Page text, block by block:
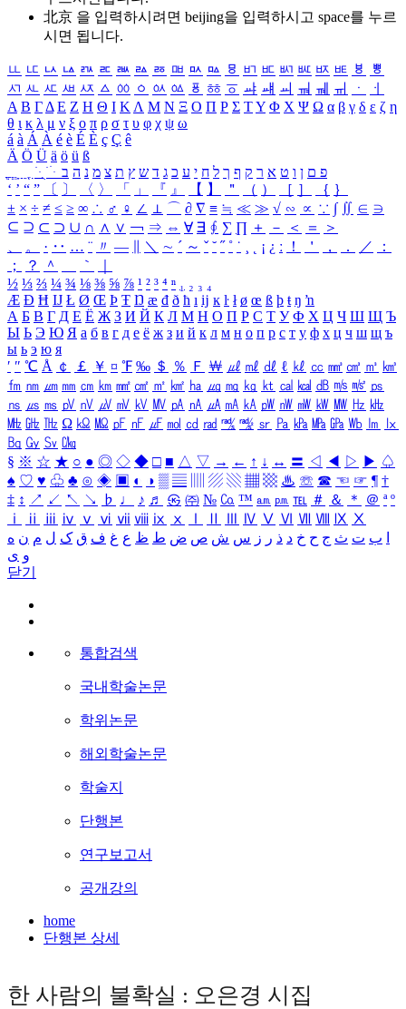
北京 을 입력하시려면 beijing을 입력하시고 space를 누르
시면 됩니다.
ㅥ ㅦ ㅧ ㅨ ㅩ ㅪ ㅫ ㅬ ㅭ ㅮ ㅯ ㅰ ㅱ ㅲ ㅳ ㅴ ㅵ ㅶ ㅷ ㅸ
ㅹ
ㅺ ㅻ ㅼ ㅽ ㅾ ㅿ ㆀ ㆁ ㆂ ㆃ ㆄ ㆅ ㆆ ㆇ ㆈ ㆉ ㆊ ㆋ ㆌ ㆍ
ㆎ
Α Β ΓΔ Ε Ζ Η Θ Ι ΚΛ Μ Ν Ξ Ο Π Ρ Σ ΤΥ Φ Χ Ψ Ω α β γ δ ε ζ η
θ ι κ λ μ ν ξ ο π ρ σ τ υ φ χ ψ ω
á à Á À é è É È ç Ç ê
Ä Ö Ü ä ö ü ß
ִֶֹ ֻּ ׁׂ פ ם ן ו ט א ר ק ף ך ל ח י ע כ ג ד ש ץ ת צ מ נ ה ב
‘ ’ “ ” 〔 〕 〈 〉 「 」 『 』 【 】 ＂ （ ） ［ ］ ｛ ｝
± × ÷ ≠ ≤ ≥ ∞ ∴ ♂ ♀ ∠ ⊥ ⌒ ∂ ∇ ≡ ≒ ≪ ≫ √ ∽ ∝ ∵ ∫ ∬ ∈ ∋
⊆ ⊇ ⊂ ⊃ ∪ ∩ ∧ ∨ ￢ ⇒ ⇔ ∀ ∃ ∮ ∑ ∏ ＋ － ＜ ＝
＞
、
。 · ‥ … ¨ 〃 ― ＼ ∼ ´ ～ ˇ ˘ ˝ ˚ ˙ ¸ ¡ ¿ ː ！ ＇ ， ． ／
：
；
？ ＾ ｀
½ ⅓ ⅔ ¼ ¾ ⅛ ⅜ ⅝ ⅞ ¹ ² ³ ⁴ ⁿ ₁ ₂ ₃ ₄
Æ Ð Ħ Ĳ Ł Ø Œ Þ Ŧ Ŋ æ đ ð ħ ı ĳ ĸ ŀ ł ø œ ß þ ŧ ŋ ŉ
А Б В Г Д Е Ё Ж З И Й К Л М Н О П Р С Т У Ф Х Ц Ч Ш Щ Ъ
Ы Ь Э Ю Я а б в г д е ё ж з и й к л м н о п р с т у ф х ц ч ш щ ъ
ы ь э ю я
′ ″ ℃ Å ￠ ￡ ￥ ¤ ℉ ‰ ＄ ％ Ｆ ￦ ㎕ ㎖ ㎗ ℓ ㎘ ㏄ ㎣ ㎤ ㎥ ㎦
㎙ ㎚ ㎛ ㎜ ㎝ ㎞ ㎟ ㎠ ㎡ ㎢ ㏊ ㎍ ㎎ ㎏ ㏏ ㎈ ㎉ ㏈ ㎧ ㎨ ㎰
㎱ ㎲ ㎳ ㎴ ㎵ ㎶ ㎷ ㎸ ㎹ ㎀ ㎁ ㎂ ㎃ ㎄ ㎺ ㎻ ㎽ ㎾ ㎿ ㎐ ㎑
㎒ ㎓ ㎔ Ω ㏀ ㏁ ㎊ ㎋ ㎌ ㏖ ㏅ ㎭ ㎮ ㎯ ㏛ ㎩ ㎪ ㎫ ㎬ ㏝ ㏐
㏓
㏃ ㏉ ㏜ ㏆
§ ※ ☆ ★ ○ ● ◎ ◇ ◆ □ ■ △ ▽ → ← ↑ ↓ ↔ 〓 ◁ ◀ ▷ ▶ ♤
♠ ♡ ♥ ♧ ♣ ⊙ ◈ ▣ ◐ ◑ ▒ ▤ ▨ ▧ ▦ ▩ ♨ ☏ ☎ ☜ ☞ ¶ †
‡ ↕ ↗ ↙ ↖ ↘ ♭ ♩ ♪ ♬ ㉿ ㈜ № ㏇ ™ ㏂ ㏘ ℡ ＃ ＆ ＊ ＠ ª º
ⅰ
ⅱ ⅲ ⅳ ⅴ ⅵ ⅶ ⅷ ⅸ ⅹ Ⅳ Ⅴ Ⅵ Ⅶ Ⅷ Ⅸ Ⅹ
ب ت ث ج ح خ د ذ ر ز س ش ص ض ط ظ ع غ ف ق ک ل م ن ه
و ی
닫기
통합검색
국내학술논문
학위논문
해외학술논문
학술지
단행본
연구보고서
공개강의
home
단행본 상세
한 사람의 불확실 : 오은경 시집